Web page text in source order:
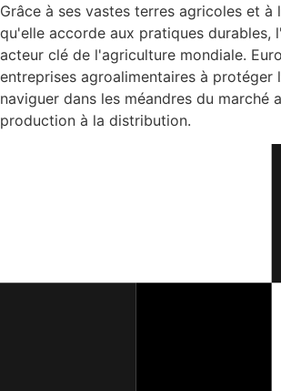
Grâce à ses vastes terres agricoles et à
qu'elle accorde aux pratiques durables,
acteur clé de l'agriculture mondiale.
entreprises agroalimentaires à protéger
naviguer dans les méandres du marché
production à la distribution.